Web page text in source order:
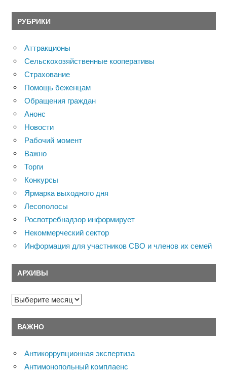
РУБРИКИ
Аттракционы
Сельскохозяйственные кооперативы
Страхование
Помощь беженцам
Обращения граждан
Анонс
Новости
Рабочий момент
Важно
Торги
Конкурсы
Ярмарка выходного дня
Лесополосы
Роспотребнадзор информирует
Некоммерческий сектор
Информация для участников СВО и членов их семей
АРХИВЫ
Архивы
ВАЖНО
Антикоррупционная экспертиза
Антимонопольный комплаенс